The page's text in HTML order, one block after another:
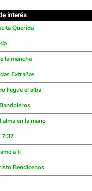
interés
Querida
la mancha
Extrañas
llegue el alba
alma en la mano
7:37
a ti
Bendicenos